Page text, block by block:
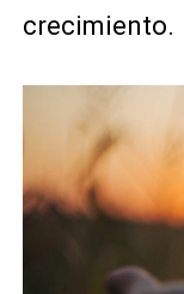
crecimiento.